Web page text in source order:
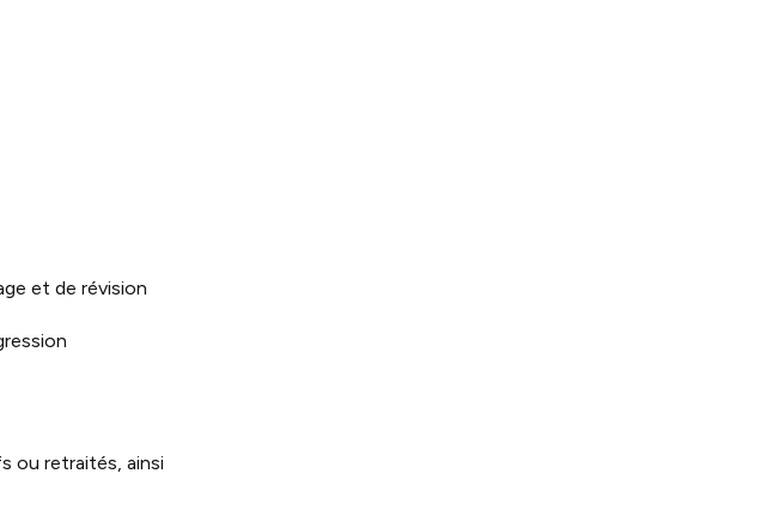
et de révision
ou retraités, ainsi